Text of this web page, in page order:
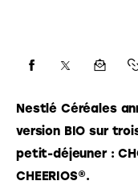
Nestlé Céréales
version BIO sur
petit-déjeuner :
CHEERIOS®.